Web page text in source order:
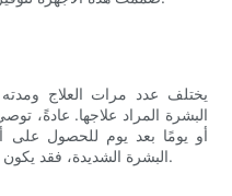
يختلف عدد مرات العلاج
البشرة المراد علاجها. عادةً،
أو يومًا بعد يوم للحصول على
البشرة الشديدة، فقد يكون من الضروري تكرار العلاج بشكل أكبر.